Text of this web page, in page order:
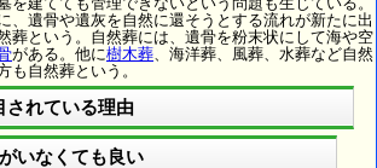
、遺骨や遺灰を自然に還そうとする流れが新たに出
葬という。自然葬には、遺骨を粉末状にして海や空
がある。他に樹木葬 、海洋葬、風葬、水葬など自然
も自然葬という。
されている理由
いなくても良い